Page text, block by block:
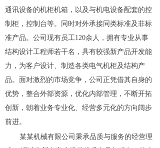
通讯设备的机柜机箱，以及与机电设备配套的控
制柜，控制台等。同时对外承接同类标准及非标
准产品。公司现有员工120余人，拥有专业从事
结构设计工程师若干名，具有较强新产品开发能
力，为客户设计、制造各类电气机柜及结构产
品。面对激烈的市场竞争，公司正凭借其自身的
优势，整合外部资源，优化内部管理，不断开拓
创新，朝着业务专业化、经营多元化的方向阔步
前进。
某某机械有限公司秉承品质与服务的经营理